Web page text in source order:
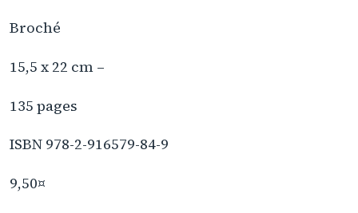
Broché
15,5 x 22 cm –
135 pages
ISBN 978-2-916579-84-9
9,50¤